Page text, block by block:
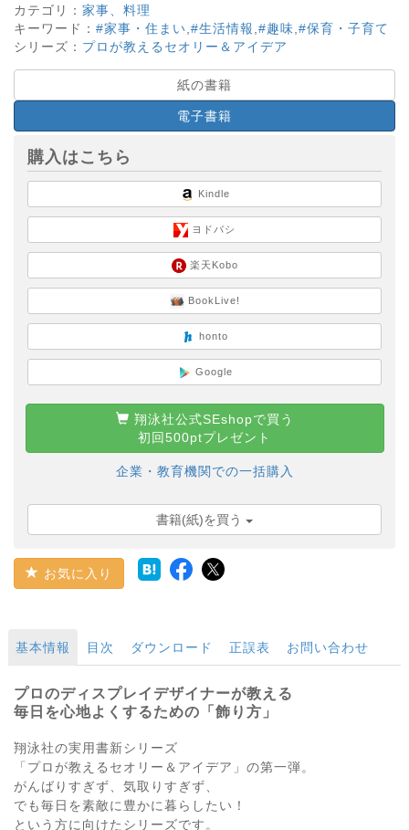
カテゴリ： 家事、料理
キーワード： #家事・住まい #生活情報 #趣味 #保育・子育て
シリーズ： プロが教えるセオリー＆アイデア
紙の書籍
電子書籍
購入はこちら
Kindle
ヨドバシ
楽天Kobo
BookLive!
honto
Google
翔泳社公式SEshopで買う
初回500ptプレゼント
企業・教育機関での一括購入
書籍(紙)を買う
お気に入り
基本情報 目次 ダウンロード 正誤表 お問い合わせ
プロのディスプレイデザイナーが教える
毎日を心地よくするための「飾り方」
翔泳社の実用書新シリーズ
「プロが教えるセオリー＆アイデア」の第一弾。
がんばりすぎず、気取りすぎず、
でも毎日を素敵に豊かに暮らしたい！
という方に向けたシリーズです。